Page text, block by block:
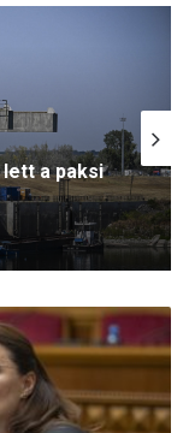
a paksi
Antifa-